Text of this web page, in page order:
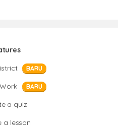
BARU
BARU
a quiz
a lesson